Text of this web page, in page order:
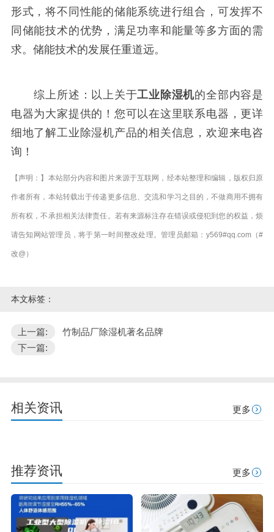
形式，将不同性能的储能系统进行组合，可发挥不
同储能技术的优势，满足功率和能量等多方面的需
求。储能技术的发展任重道远。
综上所述：以上关于工业除湿机的全部内容是
电器为大家提供的！您可以在这里联系电器，更详
细地了解工业除湿机产品的相关信息，欢迎来电咨
询！
【声明：】本站部分内容和图片来源于互联网，经本站整理和编辑，版权归原
作者所有，本站转载出于传递更多信息、交流和学习之目的，不做商用不拥有
所有权，不承担相关法律责任。若有来源标注存在错误或侵犯到您的权益，烦
请告知网站管理员，将于第一时间整改处理。管理员邮箱：y569#qq.com（#
改@）
本文标签：
上一篇:
竹制品厂除湿机著名品牌
下一篇:
相关资讯 更多
推荐资讯 更多